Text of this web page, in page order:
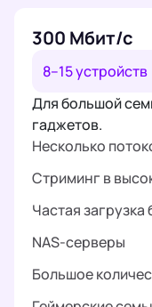
300 Мбит/с
8–15 устройств
Для большой
гаджетов.
Несколько
Стриминг в
Частая
NAS-серверы
Большое